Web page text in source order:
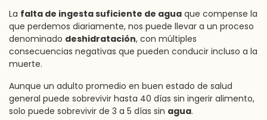
La falta de ingesta suficiente de agua que compense la
que perdemos diariamente, nos puede llevar a un proceso
denominado deshidratación, con múltiples
consecuencias negativas que pueden conducir incluso a la
muerte.
Aunque un adulto promedio en buen estado de salud
general puede sobrevivir hasta 40 días sin ingerir alimento,
solo puede sobrevivir de 3 a 5 días sin agua.